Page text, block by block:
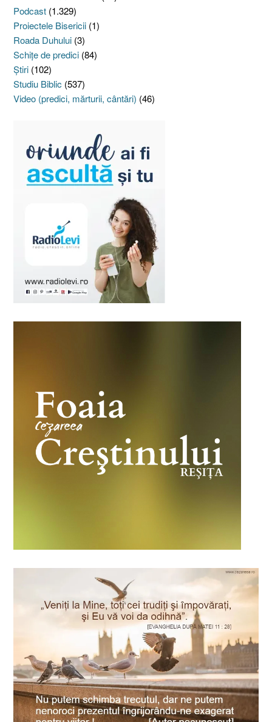
Podcast (1.329)
Proiectele Bisericii (1)
Roada Duhului (3)
Schiţe de predici (84)
Ştiri (102)
Studiu Biblic (537)
Video (predici, mărturii, cântări) (46)